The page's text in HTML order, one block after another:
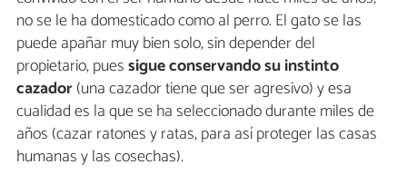
no se le ha domesticado como al perro. El gato se las
puede apañar muy bien solo, sin depender del
propietario, puessigue conservando su instinto
cazador(una cazador tiene que ser agresivo) y esa
cualidad es la que se ha seleccionado durante miles de
años (cazar ratones y ratas, para así proteger las casas
humanas y las cosechas).